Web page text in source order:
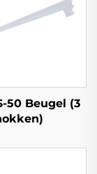
50 Beugel (3